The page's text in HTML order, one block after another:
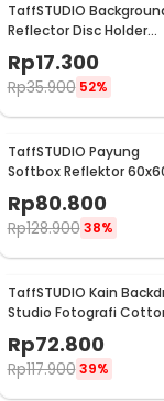
TaffSTUDIO
Reflector Disc Holder
Clamp Klip Reflektor -
QM3622
Rp17.300
Rp35.900 52%
TaffSTUDIO Payung
Softbox Reflektor
E27 Single Socket - LD-
TZ206
Rp80.800
Rp128.900 38%
TaffSTUDIO Kain
Studio Fotografi
Textile Muslin Cloth
190x280cm - B29
Rp72.800
Rp117.900 39%